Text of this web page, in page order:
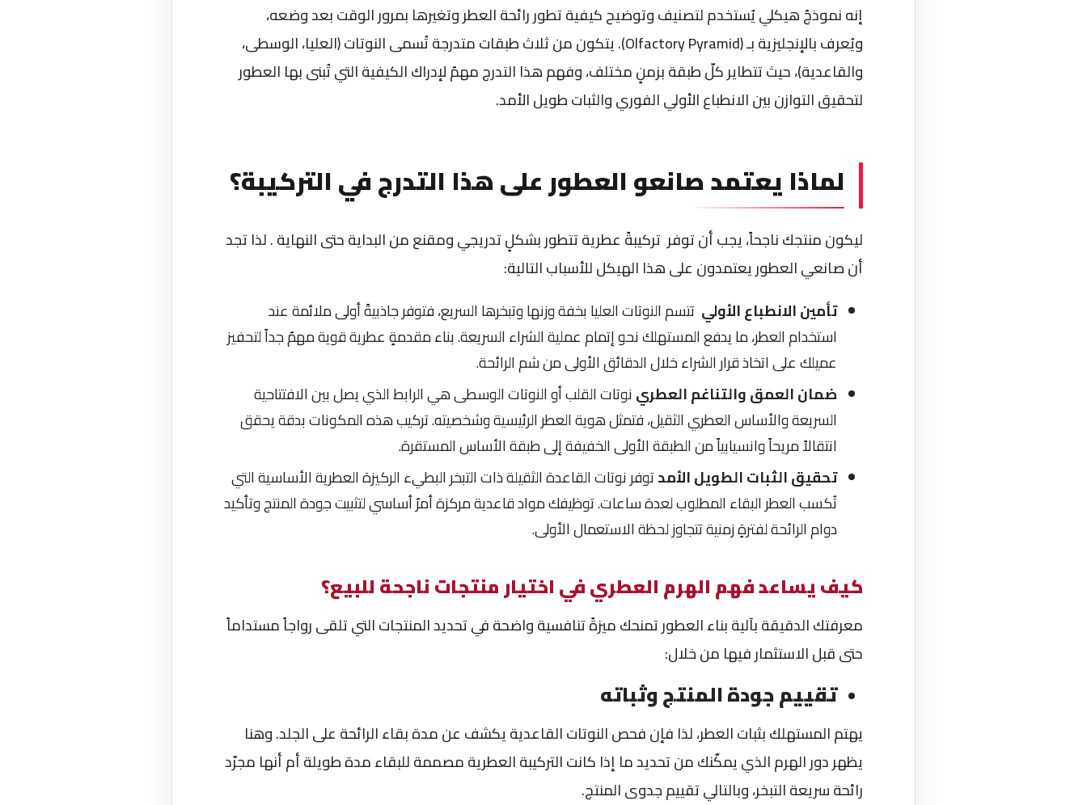
إنه نموذجٌ هيكلي يُستخدم لتصنيف وتوضيح كيفية تطور رائحة العطر وتغيرها بمرور الوقت بعد وضعه،
ويُعرف بالإنجليزية بـ (Olfactory Pyramid). يتكون من ثلاث طبقات متدرجة تُسمى النوتات (العليا، الوسطى،
والقاعدية)، حيث تتطاير كلّ طبقة بزمنٍ مختلف، وفهم هذا التدرج مهمٌ لإدراك الكيفية التي تُبنى بها العطور
لتحقيق التوازن بين الانطباع الأولي الفوري والثبات طويل الأمد.
لماذا يعتمد صانعو العطور على هذا التدرج في التركيبة؟
ليكون منتجك ناجحاً، يجب أن توفر تركيبةً عطرية تتطور بشكلٍ تدريجي ومقنع من البداية حتى النهاية . لذا تجد
أن صانعي العطور يعتمدون على هذا الهيكل للأسباب التالية:
تأمين الانطباع الأولي تتسم النوتات العليا بخفة وزنها وتبخرها السريع، فتوفر جاذبيةً أولى ملائمة عند
استخدام العطر، ما يدفع المستهلك نحو إتمام عملية الشراء السريعة. بناء مقدمةٍ عطرية قوية مهمٌ جداً لتحفيز
عميلك على اتخاذ قرار الشراء خلال الدقائق الأولى من شم الرائحة.
ضمان العمق والتناغم العطرينوتات القلب أو النوتات الوسطى هي الرابط الذي يصل بين الافتتاحية
السريعة والأساس العطري الثقيل، فتمثل هوية العطر الرئيسية وشخصيته. تركيب هذه المكونات بدقة يحقق
انتقالاً مريحاً وانسيابياً من الطبقة الأولى الخفيفة إلى طبقة الأساس المستقرة.
تحقيق الثبات الطويل الأمدتوفر نوتات القاعدة الثقيلة ذات التبخر البطيء الركيزة العطرية الأساسية التي
تُكسب العطر البقاء المطلوب لعدة ساعات. توظيفك مواد قاعدية مركزة أمرٌ أساسي لتثبيت جودة المنتج وتأكيد
دوام الرائحة لفترةٍ زمنية تتجاوز لحظة الاستعمال الأولى.
كيف يساعد فهم الهرم العطري في اختيار منتجات ناجحة للبيع؟
معرفتك الدقيقة بآلية بناء العطور تمنحك ميزةً تنافسية واضحة في تحديد المنتجات التي تلقى رواجاً مستداماً
حتى قبل الاستثمار فيها من خلال:
تقييم جودة المنتج وثباته
يهتم المستهلك بثبات العطر، لذا فإن فحص النوتات القاعدية يكشف عن مدة بقاء الرائحة على الجلد. وهنا
يظهر دور الهرم الذي يمكّنك من تحديد ما إذا كانت التركيبة العطرية مصممة للبقاء مدة طويلة أم أنها مجرّد
رائحة سريعة التبخر، وبالتالي تقييم جدوى المنتج.